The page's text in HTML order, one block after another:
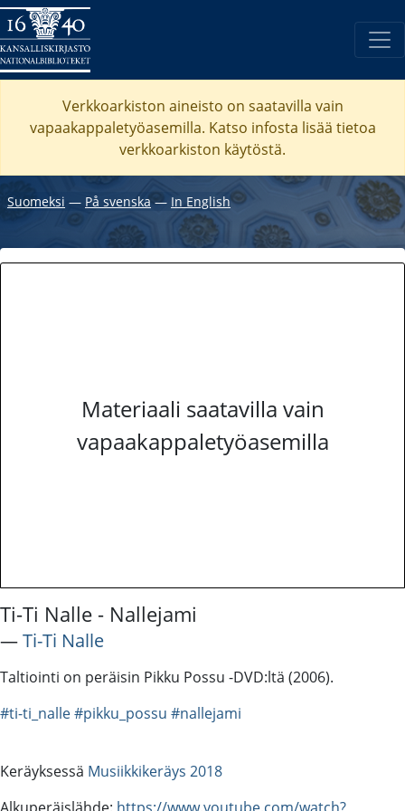
Verkkoarkiston aineisto on saatavilla vain
vapaakappaletyöasemilla. Katso infosta lisää tietoa
verkkoarkiston käytöstä.
Suomeksi ― På svenska― In English
Materiaali saatavilla vain
vapaakappaletyöasemilla
Ti-Ti Nalle - Nallejami
―Ti-Ti Nalle
Taltiointi on peräisin Pikku Possu -DVD:ltä (2006).
#ti-ti_nalle#pikku_possu #nallejami
Keräyksessä Musiikkikeräys 2018